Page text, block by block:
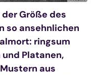
Größe des
so ansehnlichen
ringsum
Platanen,
aus